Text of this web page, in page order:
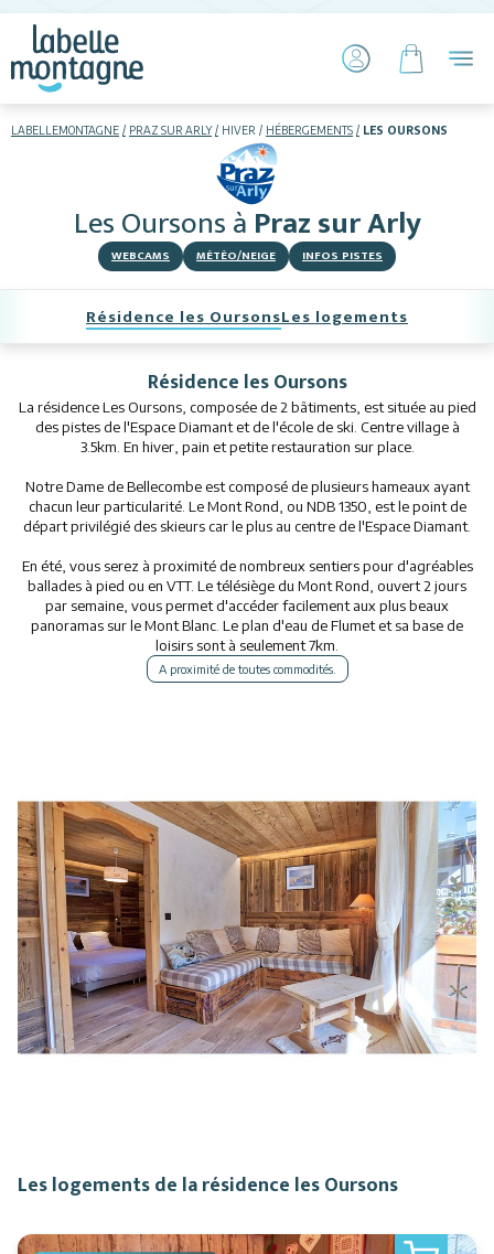
LABELLEMONTAGNE PRAZ SUR ARLY HIVER HÉBERGEMENTS LES OURSONS
Les Oursonsà Praz sur Arly
WEBCAMS MÉTÉO/NEIGE INFOS PISTES
Hébergements
Activités
Restaurants
Animations
Services
Résidence les OursonsLes logements
Résidence les Oursons
La résidence Les Oursons, composée de 2 bâtiments, est située au pied
des pistes de l'Espace Diamant et de l'école de ski. Centre village à
3.5km. En hiver, pain et petite restauration sur place.
Notre Dame de Bellecombe est composé de plusieurs hameaux ayant
chacun leur particularité. Le Mont Rond, ou NDB 1350, est le point de
départ privilégié des skieurs car le plus au centre de l'Espace Diamant.
En été, vous serez à proximité de nombreux sentiers pour d'agréables
ballades à pied ou en VTT. Le télésiège du Mont Rond, ouvert 2 jours
par semaine, vous permet d'accéder facilement aux plus beaux
panoramas sur le Mont Blanc. Le plan d'eau de Flumet et sa base de
loisirs sont à seulement 7km.
A proximité de toutes commodités.
Les logements de la résidence les Oursons